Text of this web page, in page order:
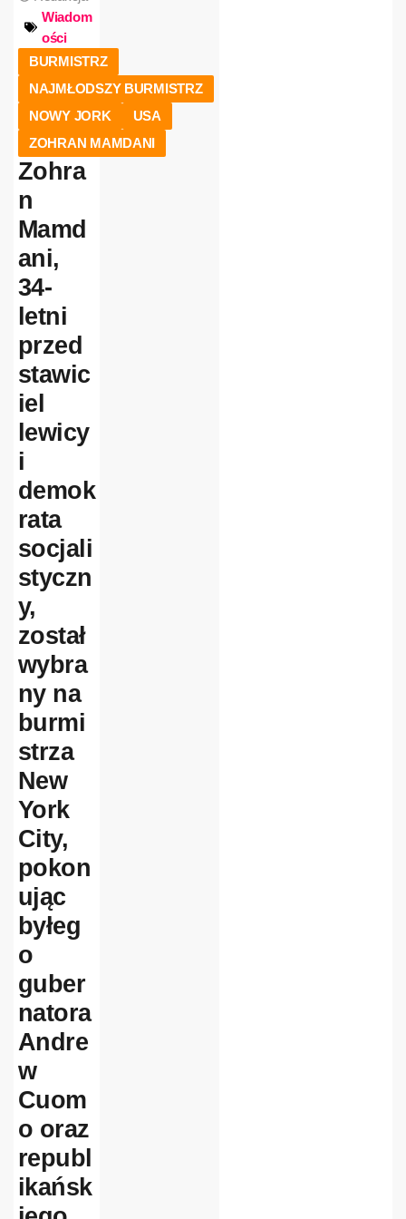
Wiadom
ości
BURMISTRZ
NAJMŁODSZY BURMISTRZ
NOWY JORK
USA
ZOHRAN MAMDANI
Zohra
n
Mamd
ani,
34-
letni
przed
stawic
iel
lewicy
i
demok
rata
socjali
styczn
y,
został
wybra
ny na
burmi
strza
New
York
City,
pokon
ując
byłeg
o
guber
natora
Andre
w
Cuom
o oraz
republ
ikańsk